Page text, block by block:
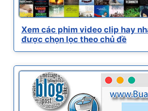
Xem các phim video clip hay
được chọn lọc theo chủ đề